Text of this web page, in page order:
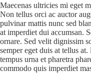
Maecenas ultricies mi eget
Non tellus orci ac auctor
pulvinar mattis nunc sed
at imperdiet dui accumsan.
ornare. Sed velit dignissim
semper eget duis at tellus
tempus urna et pharetra
commodo quis imperdiet